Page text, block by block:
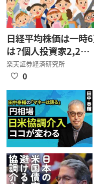
日経平均株価は一時
は？個人投資家2,2…
楽天証券経済研究所
0